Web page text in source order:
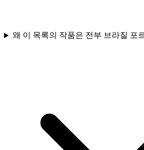
왜 이 목록의 작품은 전부 브라질 포